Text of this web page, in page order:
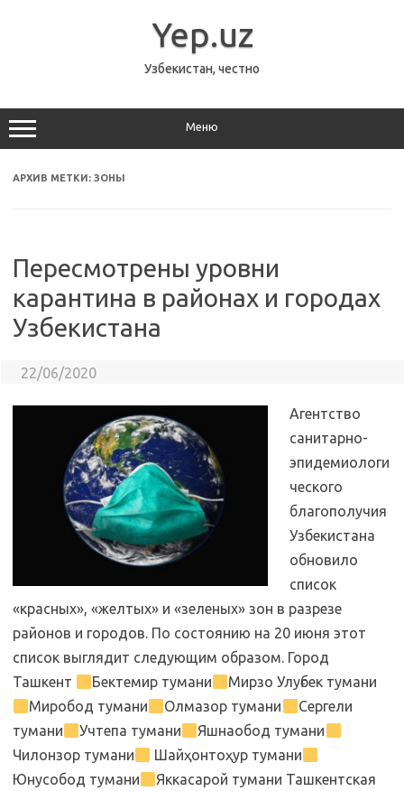
Yep.uz
Узбекистан, честно
Меню
АРХИВ МЕТКИ: ЗОНЫ
Пересмотрены уровни
карантина в районах и городах
Узбекистана
22/06/2020
Агентство
санитарно-
эпидемиологи
ческого
благополучия
Узбекистана
обновило
список
«красных», «желтых» и «зеленых» зон в разрезе
районов и городов. По состоянию на 20 июня этот
список выглядит следующим образом. Город
Ташкент
Бектемир тумани
Мирзо Улуғбек тумани
Миробод тумани
Олмазор тумани
Сергели
тумани
Учтепа тумани
Яшнаобод тумани
Чилонзор тумани
Шайҳонтоҳур тумани
Юнусобод тумани
Яккасарой тумани Ташкентская